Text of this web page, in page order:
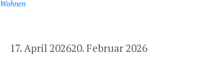
Wohnen
17. April 202620. Februar 2026